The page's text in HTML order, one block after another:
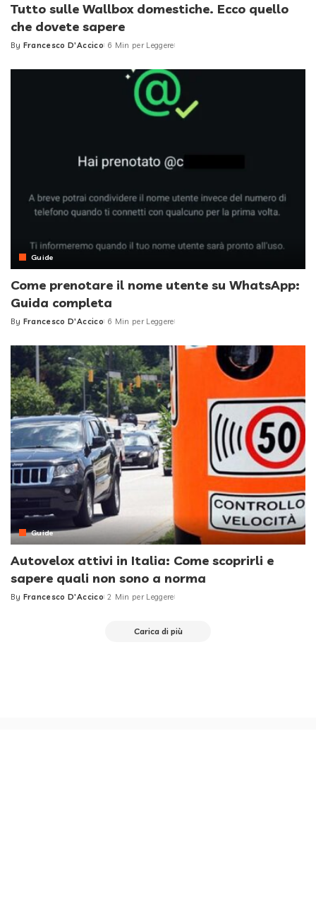
Tutto sulle Wallbox domestiche. Ecco quello
che dovete sapere
Posted
By Francesco D'Accico 6 Min per Leggere
Guide
Come prenotare il nome utente su WhatsApp:
Guida completa
Posted
By Francesco D'Accico 6 Min per Leggere
Guide
Autovelox attivi in Italia: Come scoprirli e
sapere quali non sono a norma
Posted
By Francesco D'Accico 2 Min per Leggere
Carica di più